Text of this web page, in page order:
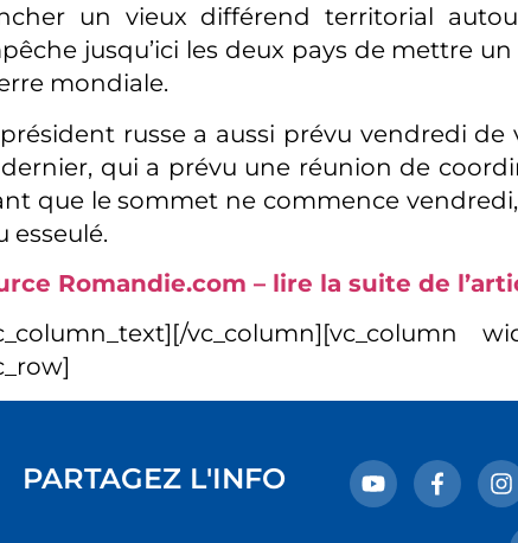
un vieux différend territorial
jusqu’ici les deux pays de mettre
mondiale.
russe a aussi prévu vendredi
dernier, qui a prévu une réunion de
que le sommet ne commence
esseulé.
Romandie.com – lire la suite de
vc_column][vc_column
PARTAGEZ L'INFO